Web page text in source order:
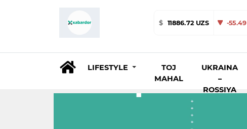
$ 11886.72 UZS -55.49
LIFESTYLE
TOJ
MAHAL
UKRAINA
–
ROSSIYA